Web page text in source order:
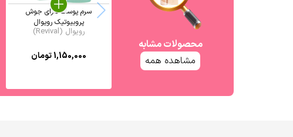
محصولات مشابه
مشاهده همه
سرم پوست دارای جوش
پروبیوتیک رویوال
رویوال (Revival)
1,150,000تومان